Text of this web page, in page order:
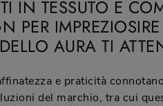
IN TESSUTO E
PER
AURA TI
e praticità
del marchio, tra cui